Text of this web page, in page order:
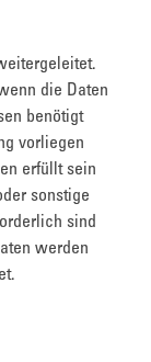
die Daten
benötigt
vorliegen
erfüllt sein
sonstige
sind
werden